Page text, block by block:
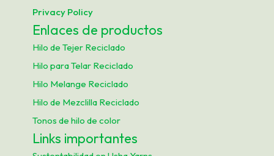
Privacy Policy
Enlaces de productos
Hilo de Tejer Reciclado
Hilo para Telar Reciclado
Hilo Melange Reciclado
Hilo de Mezclilla Reciclado
Tonos de hilo de color
Links importantes